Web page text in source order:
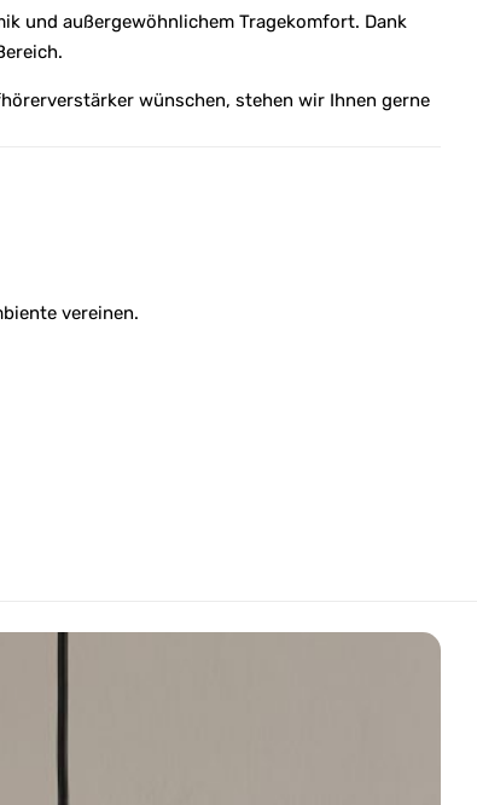
und außergewöhnlichem Tragekomfort. Dank
wünschen, stehen wir Ihnen gerne
vereinen.